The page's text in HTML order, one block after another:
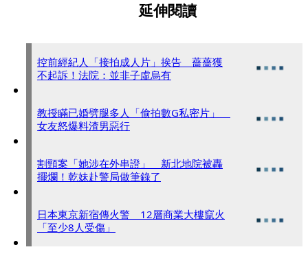
延伸閱讀
控前經紀人「接拍成人片」挨告 薔薔獲
不起訴！法院：並非子虛烏有
教授瞞已婚劈腿多人「偷拍數G私密片」
女友怒爆料渣男惡行
割頸案「她涉在外串證」 新北地院被轟
擺爛！乾妹赴警局做筆錄了
日本東京新宿傳火警 12層商業大樓竄火
「至少8人受傷」